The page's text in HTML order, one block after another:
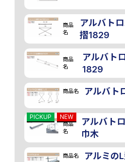
商品
名
アルバト
摺1829
商品
名
アルバト
1829
商品名 アルバト
PICKUP NEW
商品
名
アルバト
巾木
商品名 アルミの